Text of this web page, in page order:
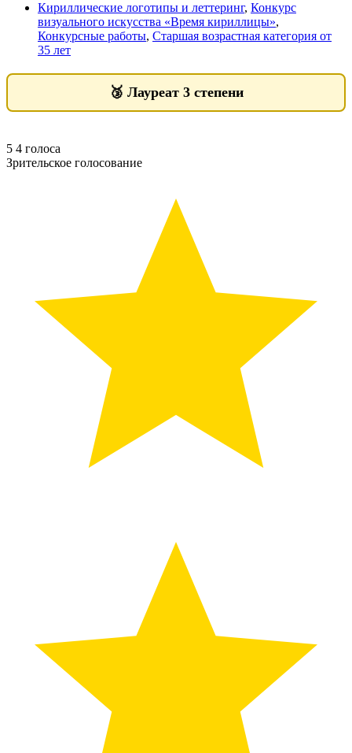
Кириллические логотипы и леттеринг, Конкурс
визуального искусства «Время кириллицы»,
Конкурсные работы, Старшая возрастная категория от
35 лет
🥉 Лауреат 3 степени
5 4 голоса
Зрительское голосование